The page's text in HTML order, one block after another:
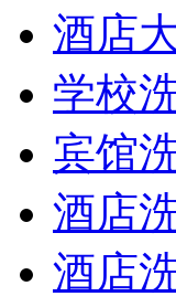
酒店
学校
宾馆
酒店
酒店